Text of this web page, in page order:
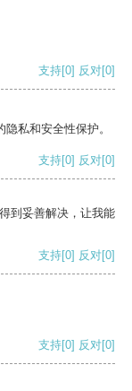
支持[0] 反对[0]
私和安全性保护。
支持[0] 反对[0]
到妥善解决，让我能
支持[0] 反对[0]
支持[0] 反对[0]